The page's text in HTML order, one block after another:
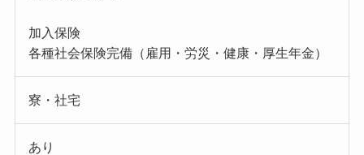
加入保険
各種社会保険完備（雇用・労災・健康・厚生年金）
寮・社宅
あり